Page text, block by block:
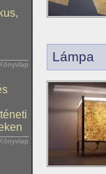
Könyvlap
Könyvlap
Lámpa